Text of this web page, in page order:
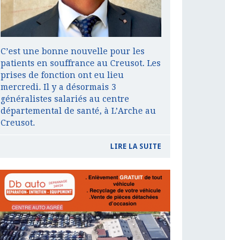
C’est une bonne nouvelle pour les
patients en souffrance au Creusot. Les
prises de fonction ont eu lieu
mercredi. Il y a désormais 3
généralistes salariés au centre
départemental de santé, à L’Arche au
Creusot.
LIRE LA SUITE